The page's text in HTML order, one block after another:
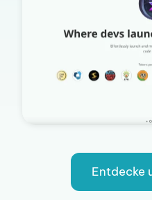
Entdecke